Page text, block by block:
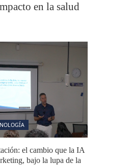
en la salud
el cambio que la IA
bajo la lupa de la